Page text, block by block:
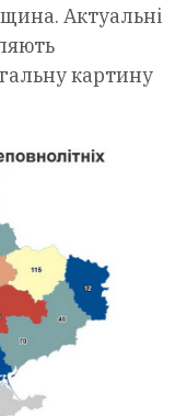
Актуальні
картину